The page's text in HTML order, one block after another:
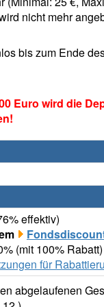
nicht mehr
bis zum Ende
Euro wird die
effektiv)
(mit 100% Rabatt)
für
abgelaufenen